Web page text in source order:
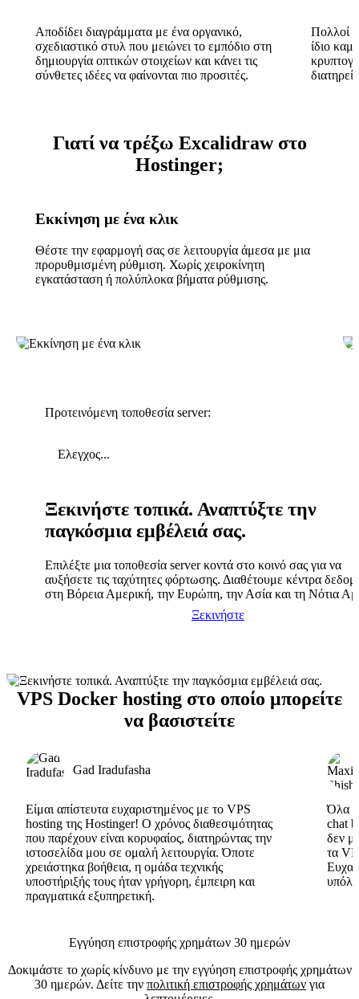
Αποδίδει διαγράμματα με ένα οργανικό,
σχεδιαστικό στυλ που μειώνει το εμπόδιο στη
δημιουργία οπτικών στοιχείων και κάνει τις
σύνθετες ιδέες να φαίνονται πιο προσιτές.
Πολλοί
ίδιο
διατηρεί
Γιατί να τρέξω Excalidraw στο
Hostinger;
Εκκίνηση με ένα κλικ
Θέστε την εφαρμογή σας σε λειτουργία άμεσα με μια
προρυθμισμένη ρύθμιση. Χωρίς χειροκίνητη
εγκατάσταση ή πολύπλοκα βήματα ρύθμισης.
Προτεινόμενη τοποθεσία server:
Ελεγχος...
Ξεκινήστε τοπικά. Αναπτύξτε την
παγκόσμια εμβέλειά σας.
Επιλέξτε μια τοποθεσία server κοντά στο κοινό σας για να
αυξήσετε τις ταχύτητες φόρτωσης. Διαθέτουμε κέντρα
στη Βόρεια Αμερική, την Ευρώπη, την Ασία και τη Νότια
Ξεκινήστε
VPS Docker hosting στο οποίο μπορείτε
να βασιστείτε
Gad Iradufasha
Είμαι απίστευτα ευχαριστημένος με το VPS
hosting της Hostinger! Ο χρόνος διαθεσιμότητας
που παρέχουν είναι κορυφαίος, διατηρώντας την
ιστοσελίδα μου σε ομαλή λειτουργία. Όποτε
χρειάστηκα βοήθεια, η ομάδα τεχνικής
υποστήριξής τους ήταν γρήγορη, έμπειρη και
πραγματικά εξυπηρετική.
Όλα
chat
δεν
τα
Εγγύηση επιστροφής χρημάτων 30 ημερών
Δοκιμάστε το χωρίς κίνδυνο με την εγγύηση επιστροφής χρημάτων
30 ημερών. Δείτε την πολιτική επιστροφής χρημάτων για